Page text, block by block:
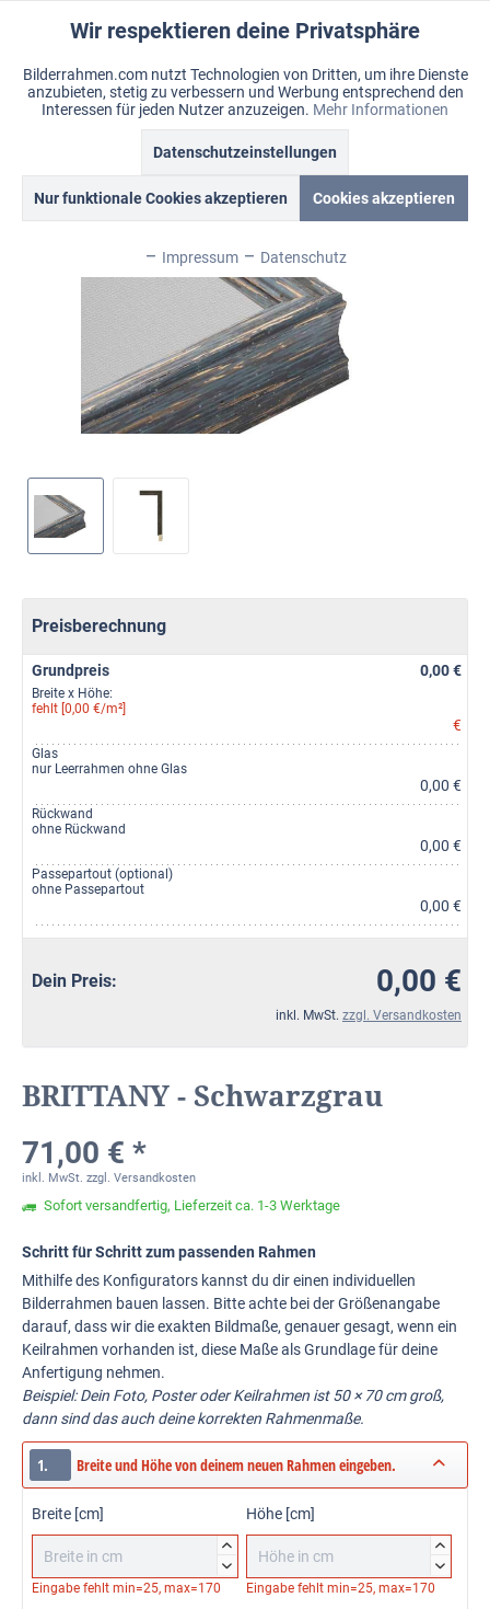
Warenkorb
Merkzettel Mein Konto
Menü
Brittany
Preisberechnung
Grundpreis 0,00 €
Breite x Höhe:
fehlt [0,00 €/m²]
€
Glas
nur Leerrahmen ohne Glas
0,00 €
Rückwand
ohne Rückwand
0,00 €
Passepartout (optional)
ohne Passepartout
0,00 €
Dein Preis: 0,00 €
inkl. MwSt. zzgl. Versandkosten
BRITTANY - Schwarzgrau
71,00 € *
inkl. MwSt. zzgl. Versandkosten
Sofort versandfertig, Lieferzeit ca. 1-3 Werktage
Schritt für Schritt zum passenden Rahmen
Mithilfe des Konfigurators kannst du dir einen individuellen
Bilderrahmen bauen lassen. Bitte achte bei der Größenangabe
darauf, dass wir die exakten Bildmaße, genauer gesagt, wenn ein
Keilrahmen vorhanden ist, diese Maße als Grundlage für deine
Anfertigung nehmen.
Beispiel: Dein Foto, Poster oder Keilrahmen ist 50 × 70 cm groß,
dann sind das auch deine korrekten Rahmenmaße.
1. Breite und Höhe von deinem neuen Rahmen eingeben.
Breite [cm]


Höhe [cm]


Eingabe fehlt min=25, max=170 Eingabe fehlt min=25, max=170
Funktionale Aktiv
Marketing Inaktiv
Inaktiv
Inaktiv
Wir respektieren deine Privatsphäre
Bilderrahmen.com nutzt Technologien von Dritten, um ihre Dienste
anzubieten, stetig zu verbessern und Werbung entsprechend den
Interessen für jeden Nutzer anzuzeigen. Mehr Informationen
Datenschutzeinstellungen
Nur funktionale Cookies akzeptieren Cookies akzeptieren
Impressum Datenschutz